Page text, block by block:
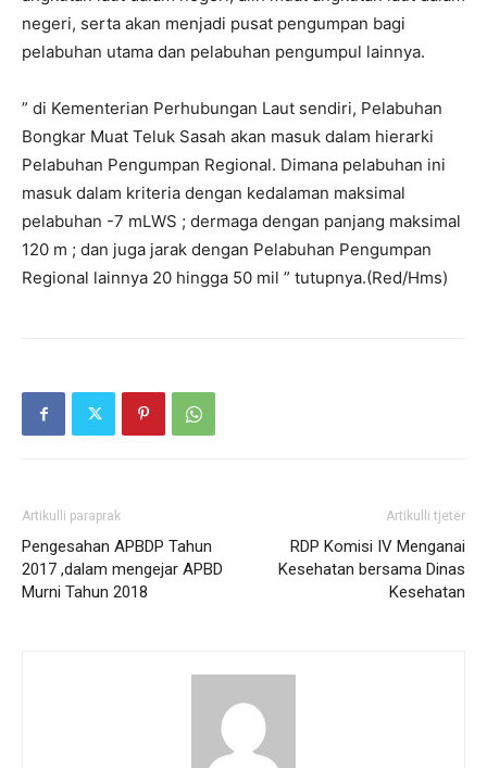
negeri, serta akan menjadi pusat pengumpan bagi
pelabuhan utama dan pelabuhan pengumpul lainnya.
” di Kementerian Perhubungan Laut sendiri, Pelabuhan
Bongkar Muat Teluk Sasah akan masuk dalam hierarki
Pelabuhan Pengumpan Regional. Dimana pelabuhan ini
masuk dalam kriteria dengan kedalaman maksimal
pelabuhan -7 mLWS ; dermaga dengan panjang maksimal
120 m ; dan juga jarak dengan Pelabuhan Pengumpan
Regional lainnya 20 hingga 50 mil ” tutupnya.(Red/Hms)
Artikulli paraprak
Pengesahan APBDP Tahun
2017 ,dalam mengejar APBD
Murni Tahun 2018
Artikulli tjetër
RDP Komisi IV Menganai
Kesehatan bersama Dinas
Kesehatan